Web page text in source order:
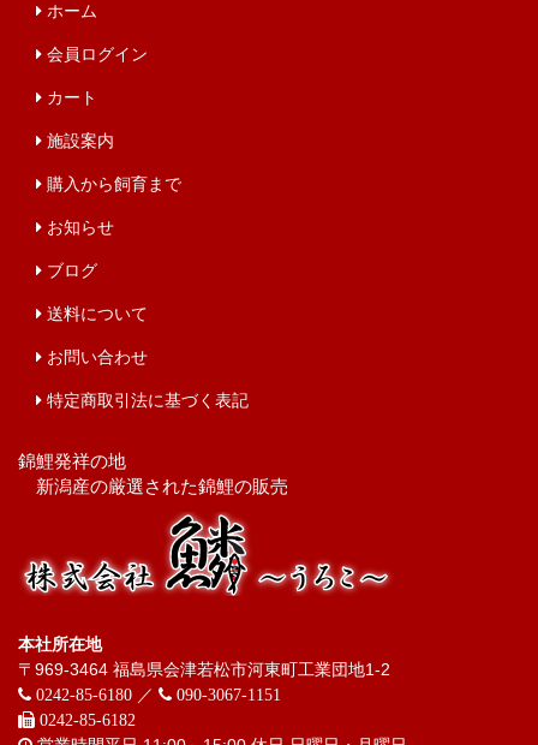
ホーム
会員ログイン
カート
施設案内
購入から飼育まで
お知らせ
ブログ
送料について
お問い合わせ
特定商取引法に基づく表記
錦鯉発祥の地
新潟産の厳選された錦鯉の販売
本社所在地
〒969-3464 福島県会津若松市河東町工業団地1-2
0242-85-6180 ／
090-3067-1151
0242-85-6182